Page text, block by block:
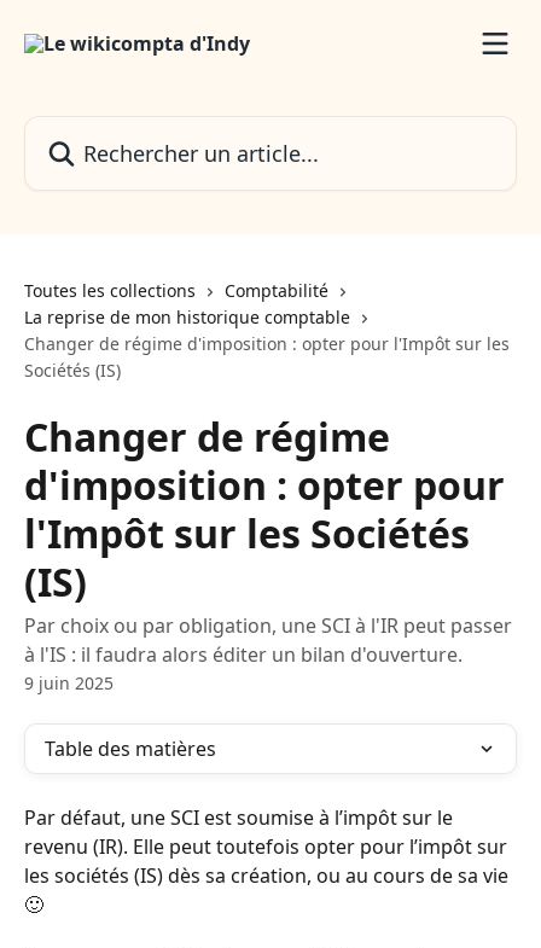
Toutes les collections
Comptabilité
La reprise de mon historique comptable
Changer de régime d'imposition : opter pour l'Impôt sur les
Sociétés (IS)
Changer de régime
d'imposition : opter pour
l'Impôt sur les Sociétés
(IS)
Par choix ou par obligation, une SCI à l'IR peut passer
à l'IS : il faudra alors éditer un bilan d'ouverture.
9 juin 2025
Table des matières
Par défaut, une SCI est soumise à l’impôt sur le
revenu (IR). Elle peut toutefois opter pour l’impôt sur
les sociétés (IS) dès sa création, ou au cours de sa vie
🙂